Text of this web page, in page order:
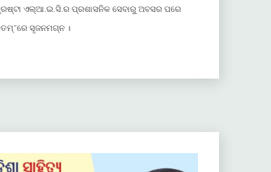
ଏଲ୍ଆ.ଇ.ସି.ର ପ୍ରଶାସନିକ ସେବାରୁ ଅବସର ପରେ
ସୃଜନମଗ୍ନ ।